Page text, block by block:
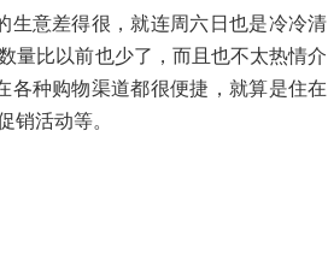
生意差得很，就连周六日也是冷冷清
量比以前也少了，而且也不太热情介
各种购物渠道都很便捷，就算是住在
活动等。